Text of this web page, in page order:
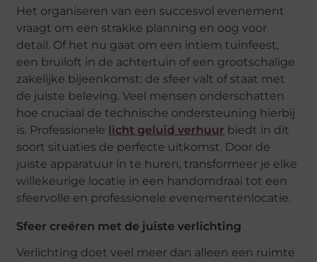
Het organiseren van een succesvol evenement
vraagt om een strakke planning en oog voor
detail. Of het nu gaat om een intiem tuinfeest,
een bruiloft in de achtertuin of een grootschalige
zakelijke bijeenkomst: de sfeer valt of staat met
de juiste beleving. Veel mensen onderschatten
hoe cruciaal de technische ondersteuning hierbij
is. Professionele licht geluid verhuur biedt in dit
soort situaties de perfecte uitkomst. Door de
juiste apparatuur in te huren, transformeer je elke
willekeurige locatie in een handomdraai tot een
sfeervolle en professionele evenementenlocatie.
Sfeer creëren met de juiste verlichting
Verlichting doet veel meer dan alleen een ruimte